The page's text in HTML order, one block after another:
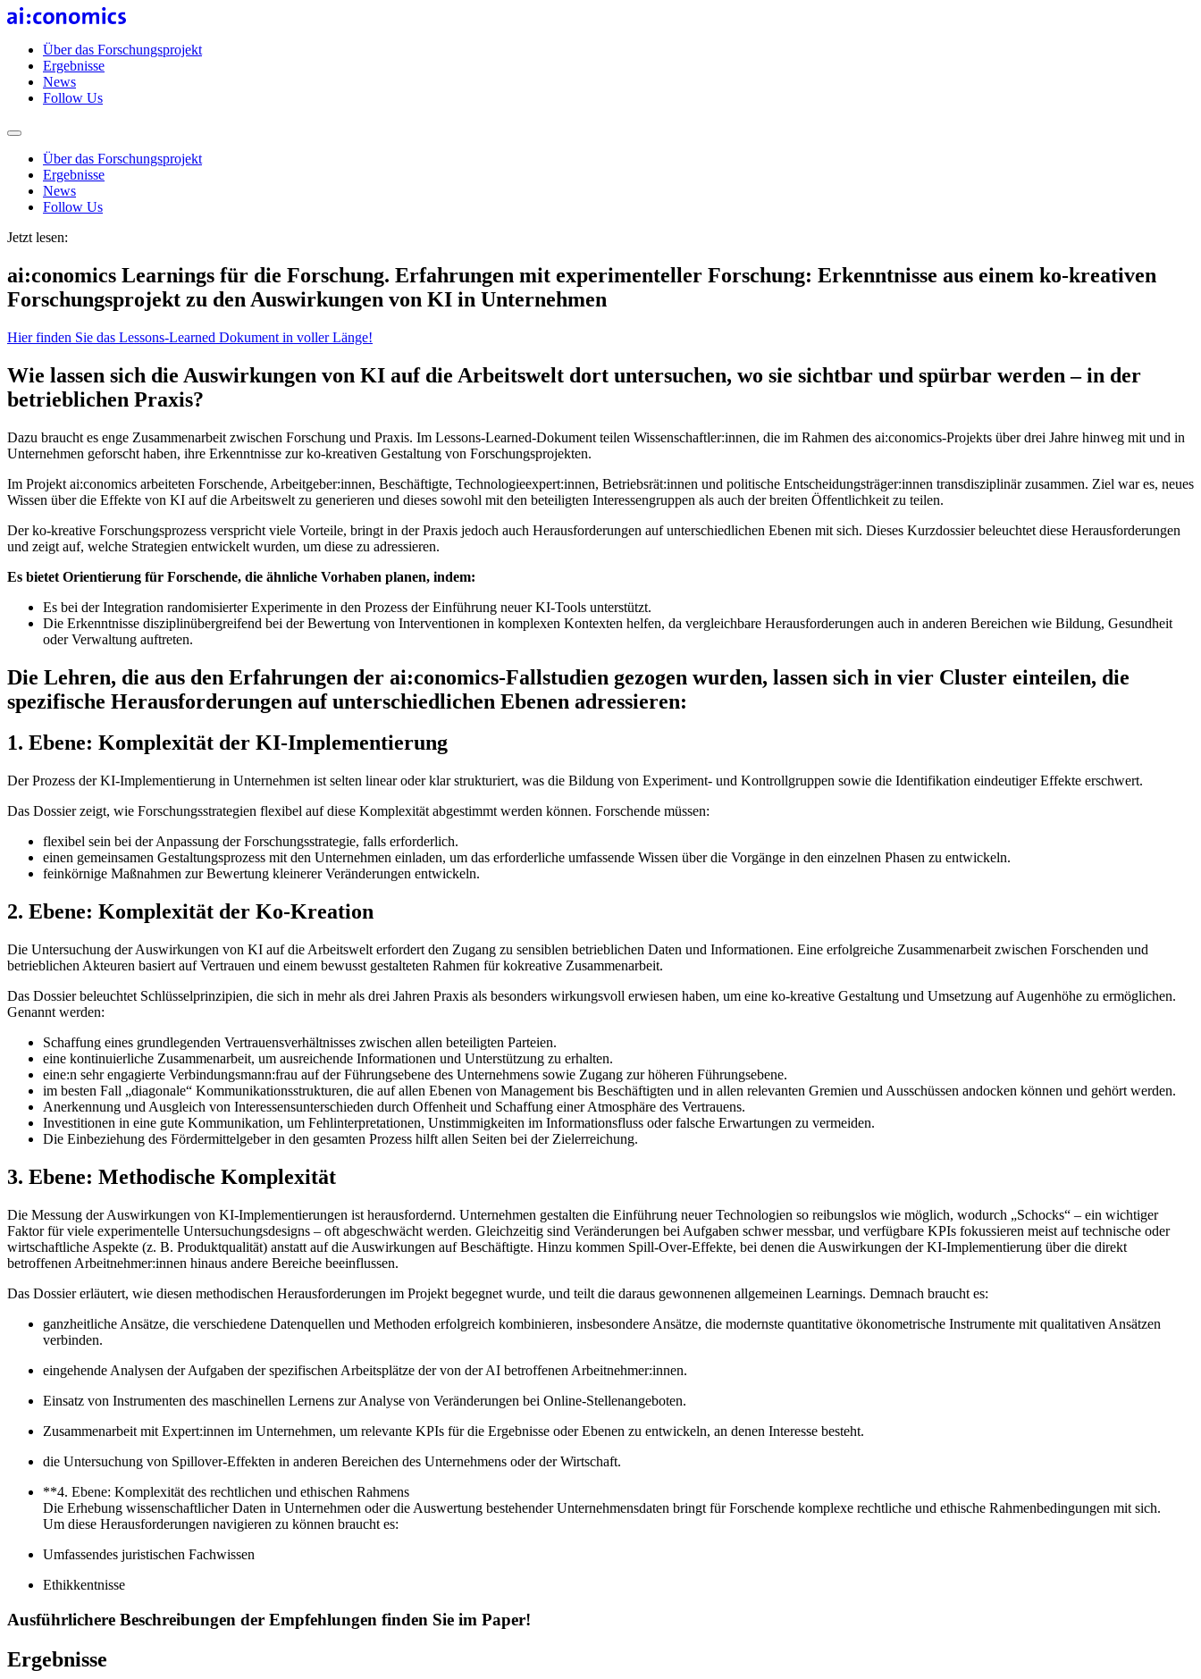
Über das Forschungsprojekt
Ergebnisse
News
Follow Us
Über das Forschungsprojekt
Ergebnisse
News
Follow Us
Jetzt lesen:
ai:conomics Learnings für die Forschung. Erfahrungen mit experimenteller Forschung: Erkenntnisse aus einem ko-kreativen
Forschungsprojekt zu den Auswirkungen von KI in Unternehmen
Hier finden Sie das Lessons-Learned Dokument in voller Länge!
Wie lassen sich die Auswirkungen von KI auf die Arbeitswelt dort untersuchen, wo sie sichtbar und spürbar werden – in der
betrieblichen Praxis?
Dazu braucht es enge Zusammenarbeit zwischen Forschung und Praxis. Im Lessons-Learned-Dokument teilen Wissenschaftler:innen, die im Rahmen des ai:conomics-Projekts über drei Jahre hinweg mit und in
Unternehmen geforscht haben, ihre Erkenntnisse zur ko-kreativen Gestaltung von Forschungsprojekten.
Im Projekt ai:conomics arbeiteten Forschende, Arbeitgeber:innen, Beschäftigte, Technologieexpert:innen, Betriebsrät:innen und politische Entscheidungsträger:innen transdisziplinär zusammen. Ziel war es, neues
Wissen über die Effekte von KI auf die Arbeitswelt zu generieren und dieses sowohl mit den beteiligten Interessengruppen als auch der breiten Öffentlichkeit zu teilen.
Der ko-kreative Forschungsprozess verspricht viele Vorteile, bringt in der Praxis jedoch auch Herausforderungen auf unterschiedlichen Ebenen mit sich. Dieses Kurzdossier beleuchtet diese Herausforderungen
und zeigt auf, welche Strategien entwickelt wurden, um diese zu adressieren.
Es bietet Orientierung für Forschende, die ähnliche Vorhaben planen, indem:
Es bei der Integration randomisierter Experimente in den Prozess der Einführung neuer KI-Tools unterstützt.
Die Erkenntnisse disziplinübergreifend bei der Bewertung von Interventionen in komplexen Kontexten helfen, da vergleichbare Herausforderungen auch in anderen Bereichen wie Bildung, Gesundheit
oder Verwaltung auftreten.
Die Lehren, die aus den Erfahrungen der ai:conomics-Fallstudien gezogen wurden, lassen sich in vier Cluster einteilen, die
spezifische Herausforderungen auf unterschiedlichen Ebenen adressieren:
1. Ebene: Komplexität der KI-Implementierung
Der Prozess der KI-Implementierung in Unternehmen ist selten linear oder klar strukturiert, was die Bildung von Experiment- und Kontrollgruppen sowie die Identifikation eindeutiger Effekte erschwert.
Das Dossier zeigt, wie Forschungsstrategien flexibel auf diese Komplexität abgestimmt werden können. Forschende müssen:
flexibel sein bei der Anpassung der Forschungsstrategie, falls erforderlich.
einen gemeinsamen Gestaltungsprozess mit den Unternehmen einladen, um das erforderliche umfassende Wissen über die Vorgänge in den einzelnen Phasen zu entwickeln.
feinkörnige Maßnahmen zur Bewertung kleinerer Veränderungen entwickeln.
2. Ebene: Komplexität der Ko-Kreation
Die Untersuchung der Auswirkungen von KI auf die Arbeitswelt erfordert den Zugang zu sensiblen betrieblichen Daten und Informationen. Eine erfolgreiche Zusammenarbeit zwischen Forschenden und
betrieblichen Akteuren basiert auf Vertrauen und einem bewusst gestalteten Rahmen für kokreative Zusammenarbeit.
Das Dossier beleuchtet Schlüsselprinzipien, die sich in mehr als drei Jahren Praxis als besonders wirkungsvoll erwiesen haben, um eine ko-kreative Gestaltung und Umsetzung auf Augenhöhe zu ermöglichen.
Genannt werden:
Schaffung eines grundlegenden Vertrauensverhältnisses zwischen allen beteiligten Parteien.
eine kontinuierliche Zusammenarbeit, um ausreichende Informationen und Unterstützung zu erhalten.
eine:n sehr engagierte Verbindungsmann:frau auf der Führungsebene des Unternehmens sowie Zugang zur höheren Führungsebene.
im besten Fall „diagonale“ Kommunikationsstrukturen, die auf allen Ebenen von Management bis Beschäftigten und in allen relevanten Gremien und Ausschüssen andocken können und gehört werden.
Anerkennung und Ausgleich von Interessensunterschieden durch Offenheit und Schaffung einer Atmosphäre des Vertrauens.
Investitionen in eine gute Kommunikation, um Fehlinterpretationen, Unstimmigkeiten im Informationsfluss oder falsche Erwartungen zu vermeiden.
Die Einbeziehung des Fördermittelgeber in den gesamten Prozess hilft allen Seiten bei der Zielerreichung.
3. Ebene: Methodische Komplexität
Die Messung der Auswirkungen von KI-Implementierungen ist herausfordernd. Unternehmen gestalten die Einführung neuer Technologien so reibungslos wie möglich, wodurch „Schocks“ – ein wichtiger
Faktor für viele experimentelle Untersuchungsdesigns – oft abgeschwächt werden. Gleichzeitig sind Veränderungen bei Aufgaben schwer messbar, und verfügbare KPIs fokussieren meist auf technische oder
wirtschaftliche Aspekte (z. B. Produktqualität) anstatt auf die Auswirkungen auf Beschäftigte. Hinzu kommen Spill-Over-Effekte, bei denen die Auswirkungen der KI-Implementierung über die direkt
betroffenen Arbeitnehmer:innen hinaus andere Bereiche beeinflussen.
Das Dossier erläutert, wie diesen methodischen Herausforderungen im Projekt begegnet wurde, und teilt die daraus gewonnenen allgemeinen Learnings. Demnach braucht es:
ganzheitliche Ansätze, die verschiedene Datenquellen und Methoden erfolgreich kombinieren, insbesondere Ansätze, die modernste quantitative ökonometrische Instrumente mit qualitativen Ansätzen
verbinden.
eingehende Analysen der Aufgaben der spezifischen Arbeitsplätze der von der AI betroffenen Arbeitnehmer:innen.
Einsatz von Instrumenten des maschinellen Lernens zur Analyse von Veränderungen bei Online-Stellenangeboten.
Zusammenarbeit mit Expert:innen im Unternehmen, um relevante KPIs für die Ergebnisse oder Ebenen zu entwickeln, an denen Interesse besteht.
die Untersuchung von Spillover-Effekten in anderen Bereichen des Unternehmens oder der Wirtschaft.
**4. Ebene: Komplexität des rechtlichen und ethischen Rahmens
Die Erhebung wissenschaftlicher Daten in Unternehmen oder die Auswertung bestehender Unternehmensdaten bringt für Forschende komplexe rechtliche und ethische Rahmenbedingungen mit sich.
Um diese Herausforderungen navigieren zu können braucht es:
Umfassendes juristischen Fachwissen
Ethikkentnisse
Ausführlichere Beschreibungen der Empfehlungen finden Sie im Paper!
Ergebnisse